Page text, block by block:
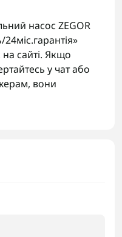
насос ZEGOR
сайті. Якщо
у чат або
вони